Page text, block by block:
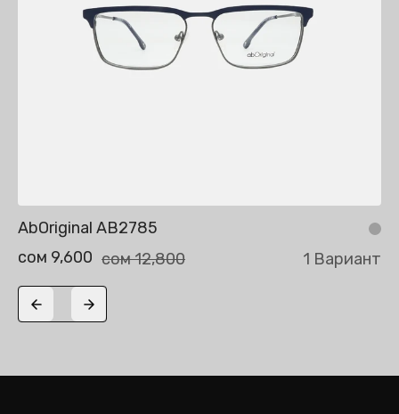
AbOriginal AB2785
сом 9,600 сом 12,800 1 Вариант
Previous slide
Next slide